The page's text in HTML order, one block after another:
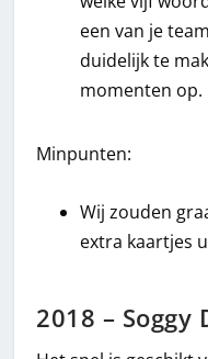
een van je
duidelijk te
momenten op.
Minpunten:
Wij zouden
extra kaartjes
2018 – Soggy